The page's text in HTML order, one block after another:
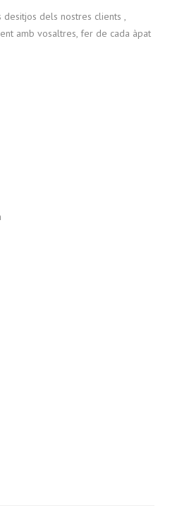
dels nostres clients ,
amb vosaltres, fer de cada àpat